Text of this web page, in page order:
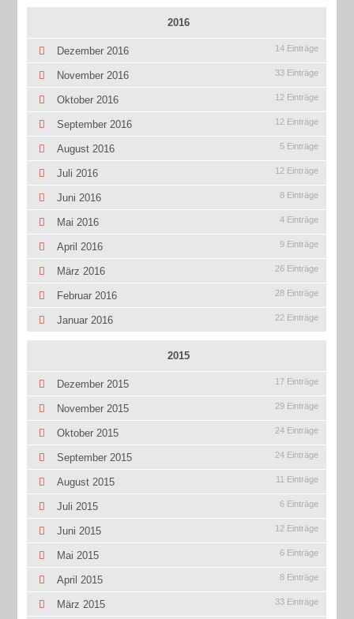
2016
Dezember 2016 14 Einträge
November 2016 33 Einträge
Oktober 2016 12 Einträge
September 2016 12 Einträge
August 2016 5 Einträge
Juli 2016 12 Einträge
Juni 2016 8 Einträge
Mai 2016 4 Einträge
April 2016 9 Einträge
März 2016 26 Einträge
Februar 2016 28 Einträge
Januar 2016 22 Einträge
2015
Dezember 2015 17 Einträge
November 2015 29 Einträge
Oktober 2015 24 Einträge
September 2015 24 Einträge
August 2015 11 Einträge
Juli 2015 6 Einträge
Juni 2015 12 Einträge
Mai 2015 6 Einträge
April 2015 8 Einträge
März 2015 33 Einträge